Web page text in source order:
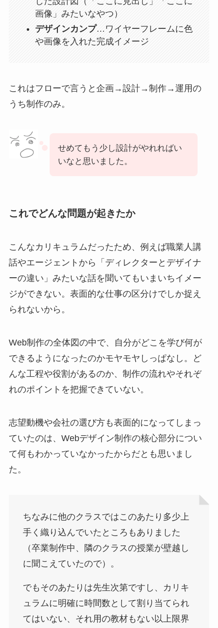
画像」みたいなやつ）
デザインカンプ…ワイヤーフレームに色
や画像を入れた完成イメージ
これはフローで言うと企画→設計→制作→運用の
うち制作のみ。
せめてもう少し設計がやれればい
いなと思いました。
これでどんな問題が起きたか
こんなカリキュラムだったため、例えば職業人講
話やエージェントから「ディレクターとデザイナ
ーの違い」みたいな話を聞いてもいまいちイメー
ジができない。表面的な仕事の区分けでしか捉え
られないから。
Web制作の全体図の中で、自分がどこを学び何が
できるようになったのかモヤモヤしっぱなし。ど
んな工程や役割があるのか、制作の流れやそれぞ
れのポイントを把握できていない。
志望動機や会社の選び方も表面的になってしまっ
ていたのは、Webデザイン制作の核心部分につい
て何もわかっていなかったからだとも思いまし
た。
ちなみに他のクラスではこのあたり多少上
手く織り込んでいたところもありました
（卒業制作中、隣のクラスの授業が壁越し
に聞こえていたので）。
でもそのあたりは先生次第ですし、カリキ
ュラムに明確に時間数として割り当てられ
てはいない、それ用の教材もない以上限界